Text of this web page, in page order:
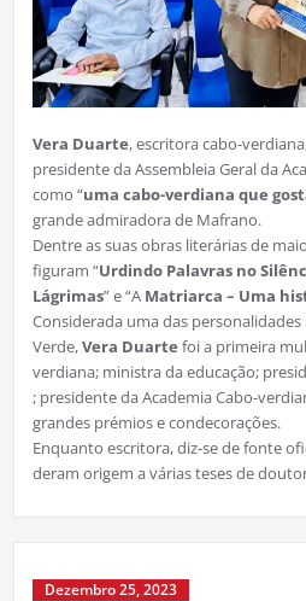
Vera Duarte, escritora cabo-
presidente da Assembleia Geral da
como “uma cabo-verdiana que
grande admiradora de Mafrano.
Dentre as suas obras literárias de
figuram “Urdindo Palavras no
Lágrimas” e “AMatriarca – Uma
Considerada uma das
Verde,Vera Duarte foi a primeira
verdiana; ministra da educação;
; presidente da Academia Cabo-
grandes prémios e condecorações.
Enquanto escritora, diz-se de fonte
deram origem a várias teses de
Dezembro 25, 2023